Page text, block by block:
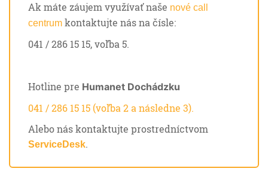
Ak máte záujem využívať naše nové call
centrum kontaktujte nás na čísle:
041 / 286 15 15, voľba 5.
Hotline pre Humanet Dochádzku
041 / 286 15 15 (voľba 2 a následne 3).
Alebo nás kontaktujte prostredníctvom
ServiceDesk.